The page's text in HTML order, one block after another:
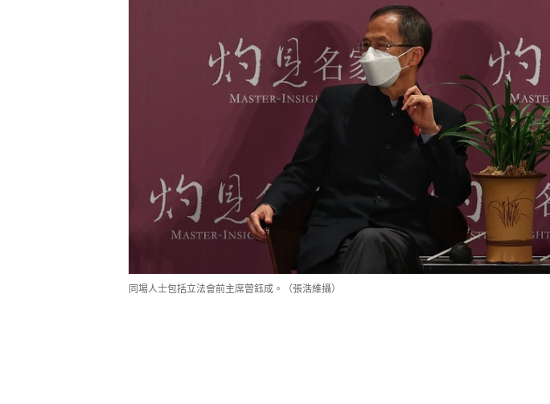
同場人士包括立法會前主席曾鈺成。（張浩維攝）